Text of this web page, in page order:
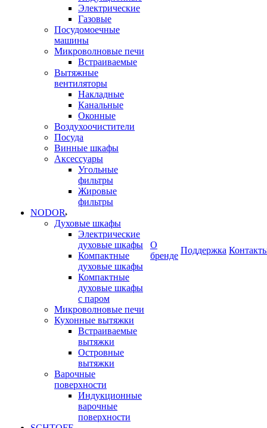
Электрические
Газовые
Посудомоечные
машины
Микроволновые печи
Встраиваемые
Вытяжные
вентиляторы
Накладные
Канальные
Оконные
Воздухоочистители
Посуда
Винные шкафы
Аксессуары
Угольные
фильтры
Жировые
фильтры
NODOR
Духовые шкафы
Электрические
духовые шкафы
Компактные
духовые шкафы
Компактные
духовые шкафы
с паром
Микроволновые печи
Кухонные вытяжки
Встраиваемые
вытяжки
Островные
вытяжки
Варочные
поверхности
Индукционные
варочные
поверхности
О
бренде
Поддержка